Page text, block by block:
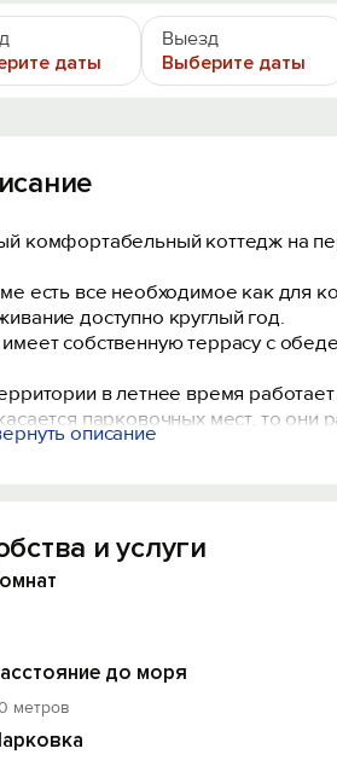
даты
Выезд
Выберите даты
комфортабельный коттедж на
есть все необходимое как для
доступно круглый год.
собственную террасу с
в летнее время
парковочных мест, то
на пляж выходит прямо с
описание
и услуги
до моря
метров